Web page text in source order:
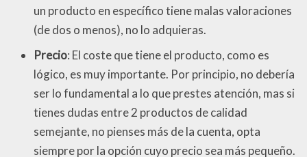
un producto en específico tiene malas valoraciones
(de dos o menos), no lo adquieras.
Precio: El coste que tiene el producto, como es
lógico, es muy importante. Por principio, no debería
ser lo fundamental a lo que prestes atención, mas si
tienes dudas entre 2 productos de calidad
semejante, no pienses más de la cuenta, opta
siempre por la opción cuyo precio sea más pequeño.